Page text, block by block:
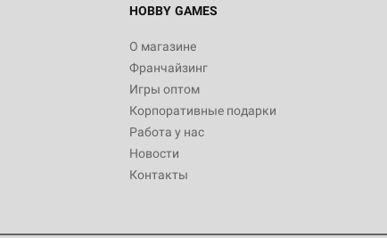
HOBBY GAMES
О магазине
Франчайзинг
Игры оптом
Корпоративные подарки
Работа у нас
Новости
Контакты
12 990
Настольная игра Hobby World Берсерк.
3 490